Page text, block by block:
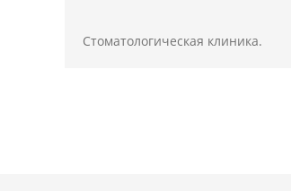
Стоматологическая клиника.